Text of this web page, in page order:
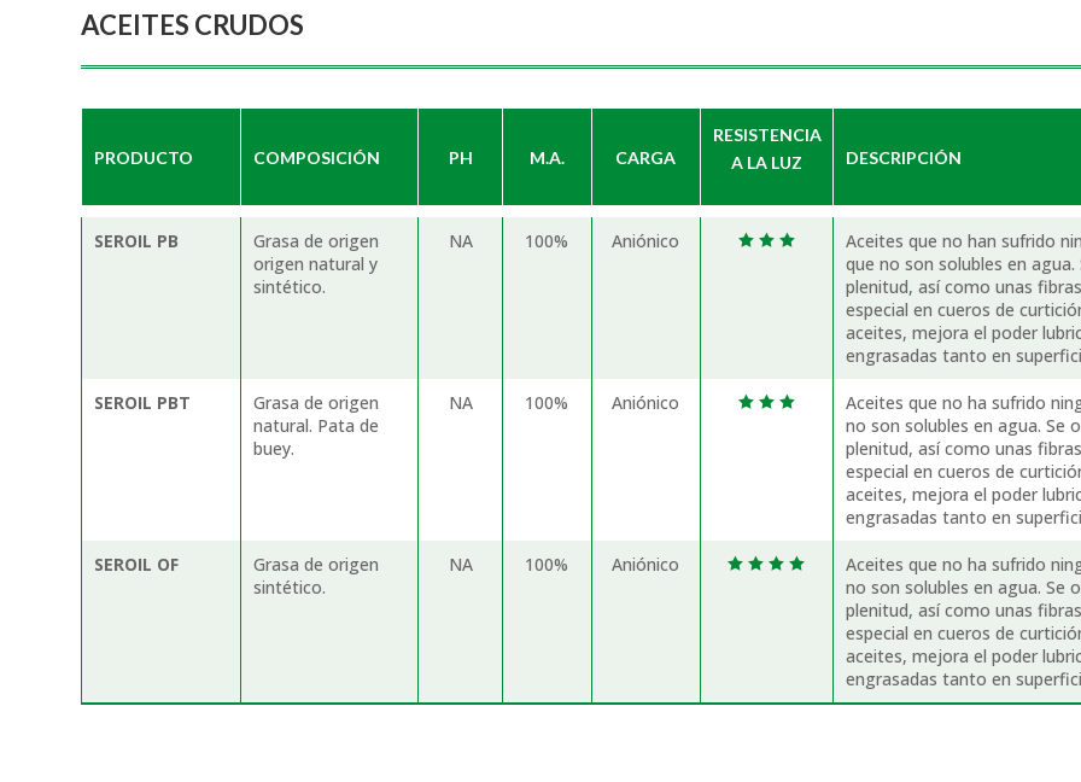
ACEITES CRUDOS
PRODUCTO
SEROIL PB
SEROIL PBT
SEROIL OF
COMPOSICIÓN
Grasa de origen
origen natural y
sintético.
Grasa de origen
natural. Pata de
buey.
Grasa de origen
sintético.
PH
NA
NA
NA
M.A.
100%
100%
100%
CARGA
Aniónico
Aniónico
Aniónico
RESISTENCIA
A LA LUZ
  
  
   
DESCRIPCIÓN
Aceites que no han sufrido
que no son solubles en
plenitud, así como unas
especial en cueros de
aceites, mejora el poder
engrasadas tanto en
Aceites que no ha sufrido
no son solubles en agua. Se
plenitud, así como unas
especial en cueros de
aceites, mejora el poder
engrasadas tanto en
Aceites que no ha sufrido
no son solubles en agua. Se
plenitud, así como unas
especial en cueros de
aceites, mejora el poder
engrasadas tanto en